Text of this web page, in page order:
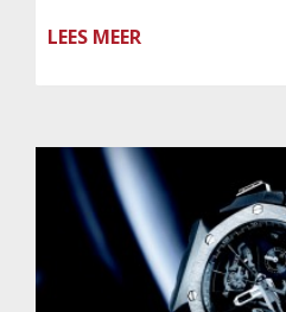
LEES MEER